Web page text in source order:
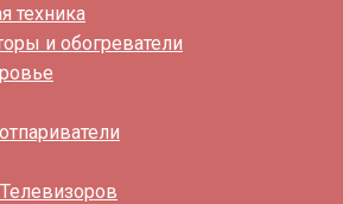
техника
и обогреватели